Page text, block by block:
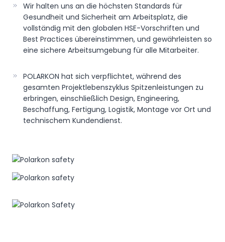
Wir halten uns an die höchsten Standards für
Gesundheit und Sicherheit am Arbeitsplatz, die
vollständig mit den globalen HSE-Vorschriften und
Best Practices übereinstimmen, und gewährleisten so
eine sichere Arbeitsumgebung für alle Mitarbeiter.
POLARKON hat sich verpflichtet, während des
gesamten Projektlebenszyklus Spitzenleistungen zu
erbringen, einschließlich Design, Engineering,
Beschaffung, Fertigung, Logistik, Montage vor Ort und
technischem Kundendienst.